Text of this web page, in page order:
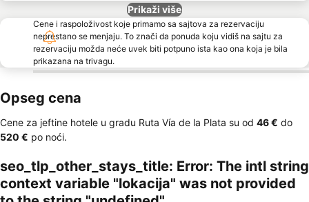
Prikaži više
Cene i raspoloživost koje primamo sa sajtova za rezervaciju
neprestano se menjaju. To znači da ponuda koju vidiš na sajtu za
rezervaciju možda neće uvek biti potpuno ista kao ona koja je bila
prikazana na trivagu.
Opseg cena
Cene za jeftine hotele u gradu Ruta Vía de la Plata su od ‎46 € do
‎520 € po noći.
seo_tlp_other_stays_title: Error: The intl string
context variable "lokacija" was not provided